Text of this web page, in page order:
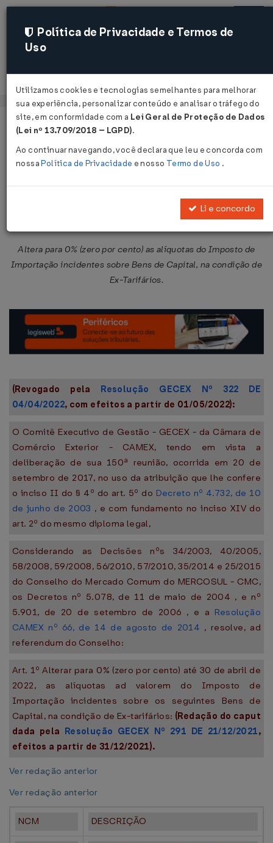
Acessar
Página Inicial Legislações
Resolução CAMEX Nº 78 DE
Altera para 0% (zero por cento) as alíquotas do Imposto de
Importação incidentes sobre Bens de Capital, na condição de
Ex-Tarifários.
(Revogado pela Resolução GECEX Nº 322 DE
04/04/2022, com efeitos a partir de 01/05/2022):
O Comitê Executivo de Gestão - GECEX - da Câmara de
Comércio Exterior - CAMEX, tendo em vista a
deliberação de sua 150ª reunião, ocorrida em 20 de
setembro de 2017, no uso da atribuição que lhe confere
o inciso II do § 4º do art. 5º do Decreto nº 4.732, de 10
de junho de 2003 , e com fundamento no inciso XIV do
art. 2º do mesmo diploma legal,
Considerando as Decisões nºs 34/2003, 40/2005,
58/2008, 59/2008, 56/2010, 57/2010, 35/2014 e 25/2015
do Conselho do Mercado Comum do MERCOSUL - CMC,
os Decretos nº 5.078, de 11 de maio de 2004 , e nº
5.901, de 20 de setembro de 2006 , e a Resolução
CAMEX nº 66, de 14 de agosto de 2014 , resolve, ad
referendum do Conselho:
Art. 1º Alterar para 0% (zero por cento) até 30 de abril de
2022, as alíquotas ad valorem do Imposto de
Importação incidentes sobre os seguintes Bens de
Capital, na condição de Ex-tarifários: (Redação do caput
dada pela Resolução GECEX Nº 291 DE 21/12/2021,
efeitos a partir de 31/12/2021).
Ver redação anterior
Ver redação anterior
NCM DESCRIÇÃO
Política de Privacidade e Termos de
Uso
Utilizamos cookies e tecnologias semelhantes para melhorar
sua experiência, personalizar conteúdo e analisar o tráfego do
site, em conformidade com a Lei Geral de Proteção de Dados
(Lei nº 13.709/2018 – LGPD).
Ao continuar navegando, você declara que leu e concorda com
nossaPolítica de Privacidade e nosso Termo de Uso .
Li e concordo